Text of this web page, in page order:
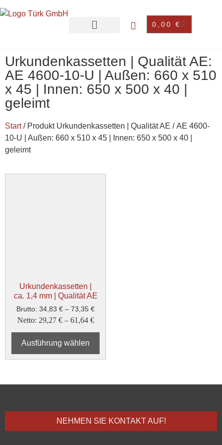
0,00 €
Urkundenkassetten | Qualität AE:
AE 4600-10-U | Außen: 660 x 510
x 45 | Innen: 650 x 500 x 40 |
geleimt
Start/ Produkt Urkundenkassetten | Qualität AE / AE 4600-
10-U | Außen: 660 x 510 x 45 | Innen: 650 x 500 x 40 |
geleimt
Urkundenkassetten |
ca. 1,4 mm | Qualität AE
Brutto: 34,83 € – 73,35 €
Netto: 29,27 € – 61,64 €
Ausführung wählen
NEHMEN SIE KONTAKT AUF!